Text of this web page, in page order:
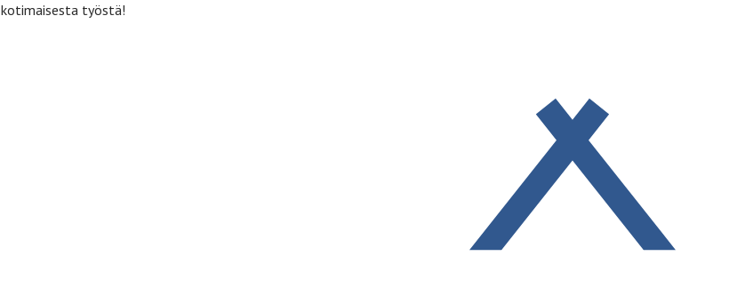
kotimaisesta työstä!